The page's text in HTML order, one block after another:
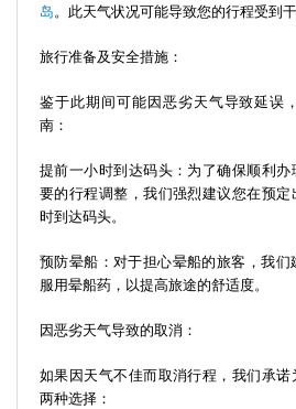
岛。此天气状况可能导致您的行程受到干
旅行准备及安全措施：
鉴于此期间可能因恶劣天气导致延误
南：
提前一小时到达码头： 为了确保顺利
要的行程调整，我们强烈建议您在预
时到达码头。
预防晕船：对于担心晕船的旅客，我
服用晕船药，以提高旅途的舒适度。
因恶劣天气导致的取消：
如果因天气不佳而取消行程，我们承
两种选择：